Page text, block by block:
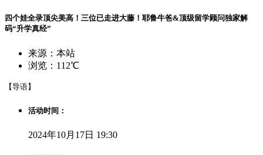
四个娃全录顶尖美高！三位已走进大藤！耶鲁牛爸&顶级留学顾问独家解
码“升学真经”
来源：本站
浏览：112℃
【导语】
活动时间：
2024年10月17日 19:30